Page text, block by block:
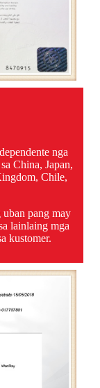
nga
China, Japan,
Chile,
pang may
lainlaing mga
kustomer.